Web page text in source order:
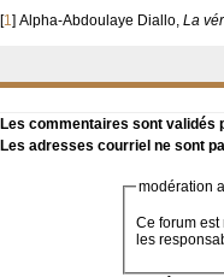
[1] Alpha-Abdoulaye Diallo, La
Les commentaires sont validés
Les adresses courriel ne sont
modération
Ce forum est
les